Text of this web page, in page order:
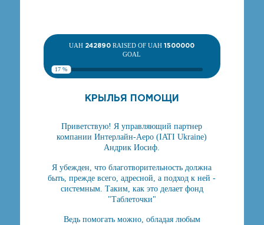
UAH 242890 RAISED OF UAH1500000
GOAL
17 %
КРЫЛЬЯ ПОМОЩИ
Приветствую! Я управляющий партнер
компании Интерлайн-Аеро (IATI Ukraine)
Андрик Иосиф.
Я убежден, что благотворительность должна
быть, прежде всего, адресной, а подход к ней -
системным. Таким, как это делает фонд
"Таблеточки"
Ведь помогать можно, обладая любым